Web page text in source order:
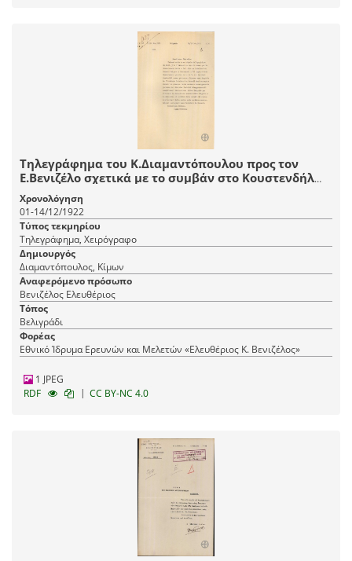
Τηλεγράφημα του Κ.Διαμαντόπουλου προς τον
Ε.Βενιζέλο σχετικά με το συμβάν στο Κουστενδήλ
και την παραίτηση της Βουλγαρίας από τις αξιώσεις
της στη Μακεδονία.
Χρονολόγηση
01-14/12/1922
Τύπος τεκμηρίου
Τηλεγράφημα, Χειρόγραφο
Δημιουργός
Διαμαντόπουλος, Κίμων
Αναφερόμενο πρόσωπο
Βενιζέλος Ελευθέριος
Τόπος
Βελιγράδι
Φορέας
Εθνικό Ίδρυμα Ερευνών και Μελετών «Ελευθέριος Κ. Βενιζέλος»
1 JPEG
RDF
| CC BY-NC 4.0